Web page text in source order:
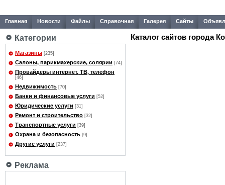
Главная Новости Файлы Справочная Галерея Сайты
Категории
Магазины [235]
Салоны, парикмахерские, солярии [74]
Провайдеры интернет, ТВ, телефон
[46]
Недвижимость [70]
Банки и финансовые услуги [52]
Юридические услуги [31]
Ремонт и строительство [32]
Транспортные услуги [39]
Охрана и безопасность [9]
Другие услуги [237]
Реклама
Каталог сайтов города